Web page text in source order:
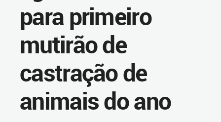
para primeiro
mutirão de
castração de
animais do ano